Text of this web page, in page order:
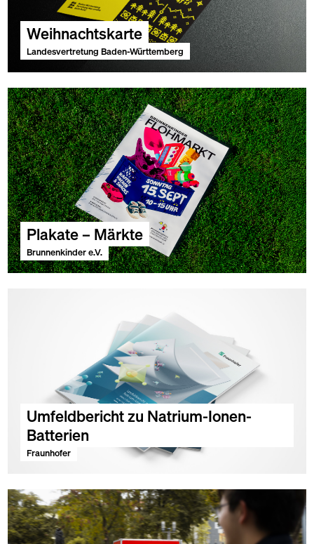
Weihnachtskarte
Landesvertretung Baden-Württemberg
Plakate – Märkte
Brunnenkinder e.V.
Umfeldbericht zu Natrium-Ionen-
Batterien
Fraunhofer